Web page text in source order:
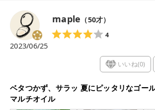
maple （50才）
4
2023/06/25
いいね(0)
ベタつかず、サラッ 夏にピッタリなゴー
マルチオイル